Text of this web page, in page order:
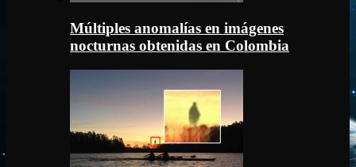
Múltiples anomalías en imágenes
nocturnas obtenidas en Colombia